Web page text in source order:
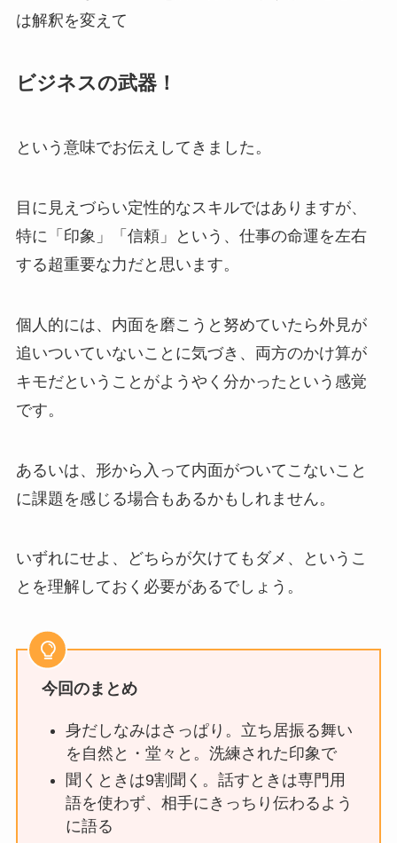
は解釈を変えて
ビジネスの武器！
という意味でお伝えしてきました。
目に見えづらい定性的なスキルではありますが、
特に「印象」「信頼」という、仕事の命運を左右
する超重要な力だと思います。
個人的には、内面を磨こうと努めていたら外見が
追いついていないことに気づき、両方のかけ算が
キモだということがようやく分かったという感覚
です。
あるいは、形から入って内面がついてこないこと
に課題を感じる場合もあるかもしれません。
いずれにせよ、どちらが欠けてもダメ、というこ
とを理解しておく必要があるでしょう。
今回のまとめ
身だしなみはさっぱり。立ち居振る舞い
を自然と・堂々と。洗練された印象で
聞くときは9割聞く。話すときは専門用
語を使わず、相手にきっちり伝わるよう
に語る